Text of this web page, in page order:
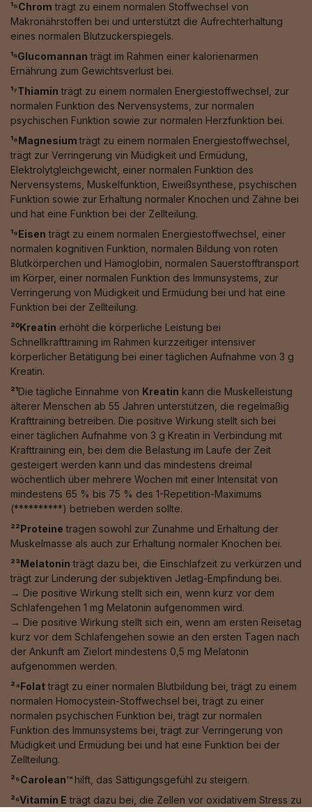
¹⁵Chrom trägt zu einem normalen Stoffwechsel von
Makronährstoffen bei und unterstützt die Aufrechterhaltung
eines normalen Blutzuckerspiegels.
¹⁶Glucomannan trägt im Rahmen einer kalorienarmen
Ernährung zum Gewichtsverlust bei.
¹⁷Thiamin trägt zu einem normalen Energiestoffwechsel, zur
normalen Funktion des Nervensystems, zur normalen
psychischen Funktion sowie zur normalen Herzfunktion bei.
¹⁸Magnesiumträgt zu einem normalen Energiestoffwechsel,
trägt zur Verringerung vin Müdigkeit und Ermüdung,
Elektrolytgleichgewicht, einer normalen Funktion des
Nervensystems, Muskelfunktion, Eiweißsynthese, psychischen
Funktion sowie zur Erhaltung normaler Knochen und Zähne bei
und hat eine Funktion bei der Zellteilung.
¹⁹Eisen trägt zu einem normalen Energiestoffwechsel, einer
normalen kognitiven Funktion, normalen Bildung von roten
Blutkörperchen und Hämoglobin, normalen Sauerstofftransport
im Körper, einer normalen Funktion des Immunsystems, zur
Verringerung von Müdigkeit und Ermüdung bei und hat eine
Funktion bei der Zellteilung.
²⁰Kreatin erhöht die körperliche Leistung bei
Schnellkrafttraining im Rahmen kurzzeitiger intensiver
körperlicher Betätigung bei einer täglichen Aufnahme von 3 g
Kreatin.
²¹Die tägliche Einnahme von Kreatin kann die Muskelleistung
älterer Menschen ab 55 Jahren unterstützen, die regelmäßig
Krafttraining betreiben. Die positive Wirkung stellt sich bei
einer täglichen Aufnahme von 3 g Kreatin in Verbindung mit
Krafttraining ein, bei dem die Belastung im Laufe der Zeit
gesteigert werden kann und das mindestens dreimal
wöchentlich über mehrere Wochen mit einer Intensität von
mindestens 65 % bis 75 % des 1-Repetition-Maximums
(**********) betrieben werden sollte.
²²Proteine tragen sowohl zur Zunahme und Erhaltung der
Muskelmasse als auch zur Erhaltung normaler Knochen bei.
²³Melatonin trägt dazu bei, die Einschlafzeit zu verkürzen und
trägt zur Linderung der subjektiven Jetlag-Empfindung bei.
→ Die positive Wirkung stellt sich ein, wenn kurz vor dem
Schlafengehen 1 mg Melatonin aufgenommen wird.
→ Die positive Wirkung stellt sich ein, wenn am ersten Reisetag
kurz vor dem Schlafengehen sowie an den ersten Tagen nach
der Ankunft am Zielort mindestens 0,5 mg Melatonin
aufgenommen werden.
²⁴Folatträgt zu einer normalen Blutbildung bei, trägt zu einem
normalen Homocystein-Stoffwechsel bei, trägt zu einer
normalen psychischen Funktion bei, trägt zur normalen
Funktion des Immunsystems bei, trägt zur Verringerung von
Müdigkeit und Ermüdung bei und hat eine Funktion bei der
Zellteilung.
²⁵Carolean™️ hilft, das Sättigungsgefühl zu steigern.
²⁶Vitamin E trägt dazu bei, die Zellen vor oxidativem Stress zu